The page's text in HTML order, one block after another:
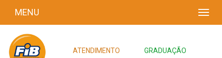
MENU
ATENDIMENTO GRADUAÇÃO